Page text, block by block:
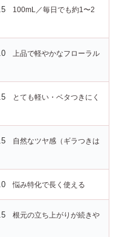
100mL／毎日でも約1〜2
上品で軽やかなフローラル
とても軽い・ベタつきにく
自然なツヤ感（ギラつきは
悩み特化で長く使える
根元の立ち上がりが続きや